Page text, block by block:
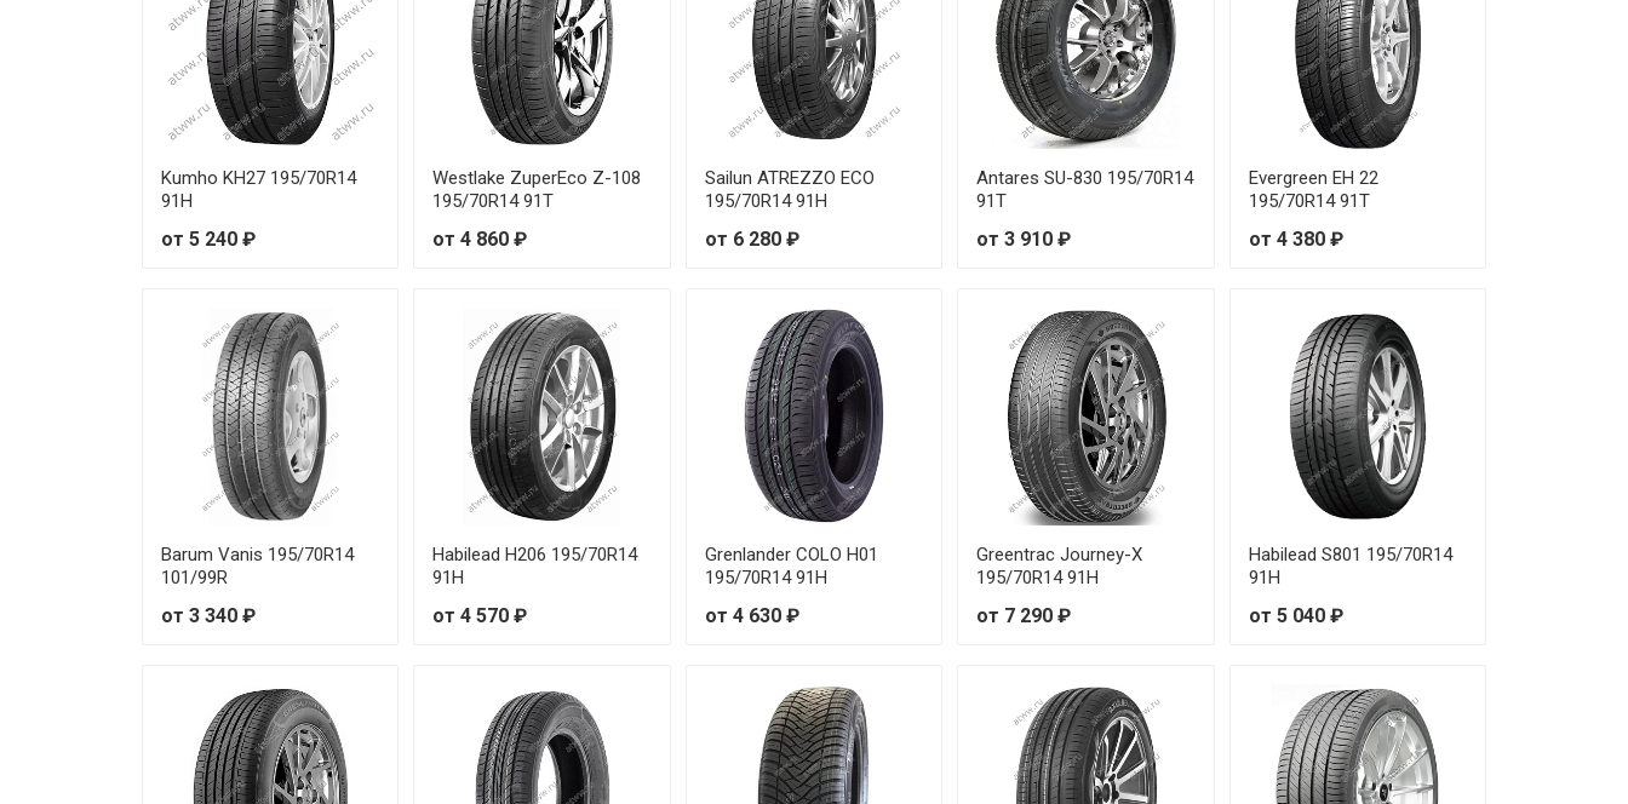
Kumho KH27 195/70R14
91H
от 5 240 ₽
Westlake ZuperEco Z-108
195/70R14 91T
от 4 860 ₽
Sailun ATREZZO ECO
195/70R14 91H
от 6 280 ₽
Antares SU-830 195/70R14
91T
от 3 910 ₽
Evergreen EH 22
195/70R14 91T
от 4 380 ₽
Barum Vanis 195/70R14
101/99R
от 3 340 ₽
Habilead H206 195/70R14
91H
от 4 570 ₽
Grenlander COLO H01
195/70R14 91H
от 4 630 ₽
Greentrac Journey-X
195/70R14 91H
от 7 290 ₽
Habilead S801 195/70R14
91H
от 5 040 ₽